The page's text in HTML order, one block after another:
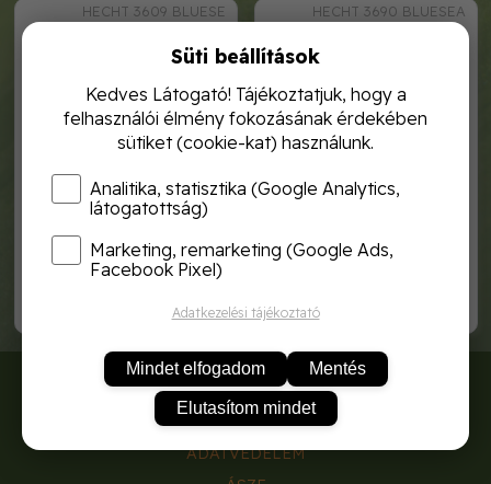
HECHT 3609 BLUESE
hecht 3609 bluesea
felfújható medence
HECHT 3690 BLUESEA
hecht 3690bluesea talaj
feletti medence 360 x 76 cm
RÓLUNK
SZÁLLÍTÁSI DÍJAK
ADATVÉDELEM
Süti beállítások
Kedves Látogató! Tájékoztatjuk, hogy a
felhasználói élmény fokozásának érdekében
sütiket (cookie-kat) használunk.
Analitika, statisztika (Google Analytics,
látogatottság)
Marketing, remarketing (Google Ads,
Facebook Pixel)
Adatkezelési tájékoztató
Mindet elfogadom Mentés
Elutasítom mindet